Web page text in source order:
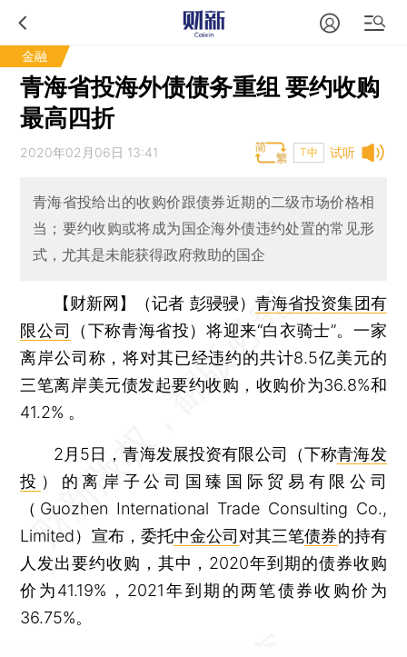
金融
青海省投海外债债务重组 要约收购
最高四折
试听
2020年02月06日 13:41 T中
青海省投给出的收购价跟债券近期的二级市场价格相
当；要约收购或将成为国企海外债违约处置的常见形
式，尤其是未能获得政府救助的国企
【财新网】（记者 彭骎骎） 青海省投资集团有
限公司
（下称青海省投）将迎来“白衣骑士”。一家
离岸公司称，将对其已经违约的共计8.5亿美元的
三笔离岸美元债发起要约收购，收购价为36.8%和
41.2% 。
2月5日，青海发展投资有限公司（下称青海发
投 ）的离岸子公司国臻国际贸易有限公司
（Guozhen International Trade Consulting Co.,
Limited）宣布，委托中金公司 对其三笔债券的持有
人发出要约收购，其中，2020年到期的债券收购
价为41.19%，2021年到期的两笔债券收购价为
36.75%。